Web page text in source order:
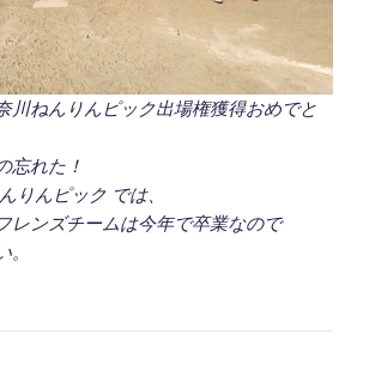
川ねんりんピック出場権獲得おめでと
忘れた！
りんピック では、
レンズチームは今年で卒業なので